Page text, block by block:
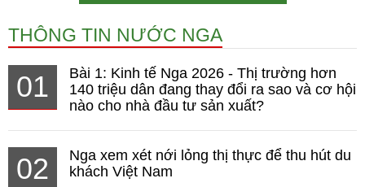
THÔNG TIN NƯỚC NGA
01
Bài 1: Kinh tế Nga 2026 - Thị trường hơn
140 triệu dân đang thay đổi ra sao và cơ hội
nào cho nhà đầu tư sản xuất?
02
Nga xem xét nới lỏng thị thực để thu hút du
khách Việt Nam